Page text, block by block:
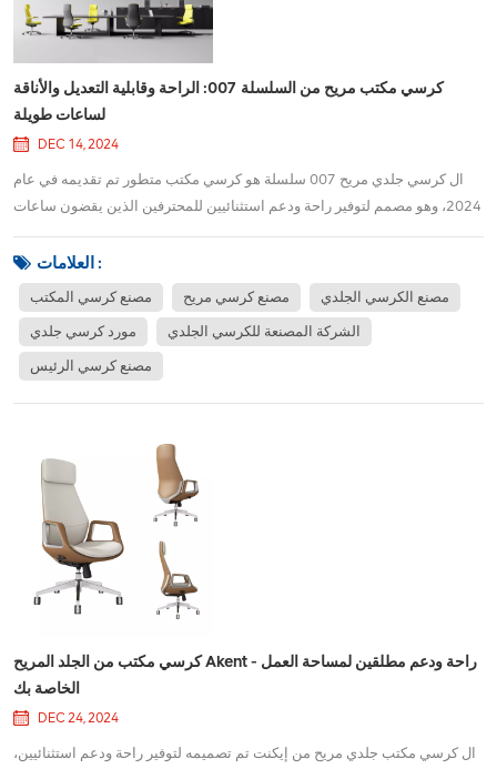
كرسي مكتب مريح من السلسلة 007: الراحة وقابلية التعديل والأناقة
لساعات طويلة
DEC 14, 2024
ال كرسي جلدي مريح 007 سلسلة هو كرسي مكتب متطور تم تقديمه في عام
2024، وهو مصمم لتوفير راحة ودعم استثنائيين للمحترفين الذين يقضون ساعات
والوظيفة، ويتميز بمجموعة من التعديلات القابلة للتخصيص لتناسب التفضيلات
الفردية. سواء كنت تعمل...
العلامات :
مصنع كرسي المكتب مصنع كرسي مريح مصنع الكرسي الجلدي
مورد كرسي جلدي الشركة المصنعة للكرسي الجلدي
مصنع كرسي الرئيس
كرسي مكتب من الجلد المريح Akent - راحة ودعم مطلقين لمساحة العمل
الخاصة بك
DEC 24, 2024
ال كرسي مكتب جلدي مريح من إيكنت تم تصميمه لتوفير راحة ودعم استثنائيين،